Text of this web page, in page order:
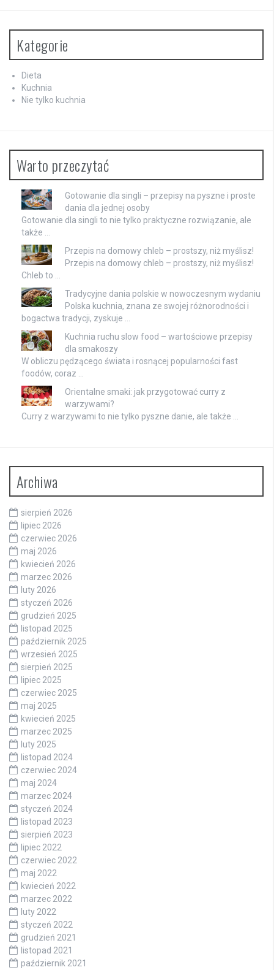
Kategorie
Dieta
Kuchnia
Nie tylko kuchnia
Warto przeczytać
Gotowanie dla singli – przepisy na pyszne i proste
dania dla jednej osoby
Gotowanie dla singli to nie tylko praktyczne rozwiązanie, ale
także …
Przepis na domowy chleb – prostszy, niż myślisz!
Przepis na domowy chleb – prostszy, niż myślisz!
Chleb to …
Tradycyjne dania polskie w nowoczesnym wydaniu
Polska kuchnia, znana ze swojej różnorodności i
bogactwa tradycji, zyskuje …
Kuchnia ruchu slow food – wartościowe przepisy
dla smakoszy
W obliczu pędzącego świata i rosnącej popularności fast
foodów, coraz …
Orientalne smaki: jak przygotować curry z
warzywami?
Curry z warzywami to nie tylko pyszne danie, ale także …
Archiwa
sierpień 2026
lipiec 2026
czerwiec 2026
maj 2026
kwiecień 2026
marzec 2026
luty 2026
styczeń 2026
grudzień 2025
listopad 2025
październik 2025
wrzesień 2025
sierpień 2025
lipiec 2025
czerwiec 2025
maj 2025
kwiecień 2025
marzec 2025
luty 2025
listopad 2024
czerwiec 2024
maj 2024
marzec 2024
styczeń 2024
listopad 2023
sierpień 2023
lipiec 2022
czerwiec 2022
maj 2022
kwiecień 2022
marzec 2022
luty 2022
styczeń 2022
grudzień 2021
listopad 2021
październik 2021